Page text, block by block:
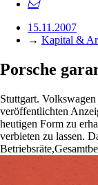
15.11.2007
→ Kapital &
Porsche
Stuttgart.
veröffentlichten
heutigen Form zu
verbieten zu lassen.